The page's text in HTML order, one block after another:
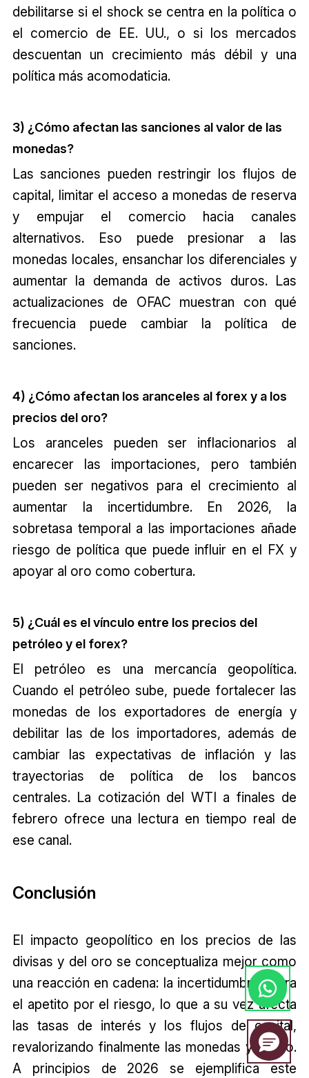
debilitarse si el shock se centra en la política o
el comercio de EE. UU., o si los mercados
descuentan un crecimiento más débil y una
política más acomodaticia.
3) ¿Cómo afectan las sanciones al valor de las
monedas?
Las sanciones pueden restringir los flujos de
capital, limitar el acceso a monedas de reserva
y empujar el comercio hacia canales
alternativos. Eso puede presionar a las
monedas locales, ensanchar los diferenciales y
aumentar la demanda de activos duros. Las
actualizaciones de OFAC muestran con qué
frecuencia puede cambiar la política de
sanciones.
4) ¿Cómo afectan los aranceles al forex y a los
precios del oro?
Los aranceles pueden ser inflacionarios al
encarecer las importaciones, pero también
pueden ser negativos para el crecimiento al
aumentar la incertidumbre. En 2026, la
sobretasa temporal a las importaciones añade
riesgo de política que puede influir en el FX y
apoyar al oro como cobertura.
5) ¿Cuál es el vínculo entre los precios del
petróleo y el forex?
El petróleo es una mercancía geopolítica.
Cuando el petróleo sube, puede fortalecer las
monedas de los exportadores de energía y
debilitar las de los importadores, además de
cambiar las expectativas de inflación y las
trayectorias de política de los bancos
centrales. La cotización del WTI a finales de
febrero ofrece una lectura en tiempo real de
ese canal.
Conclusión
El impacto geopolítico en los precios de las
divisas y del oro se conceptualiza mejor como
una reacción en cadena: la incertidumbre altera
el apetito por el riesgo, lo que a su vez afecta
las tasas de interés y los flujos de capital,
revalorizando finalmente las monedas y el oro.
A principios de 2026 se ejemplifica este